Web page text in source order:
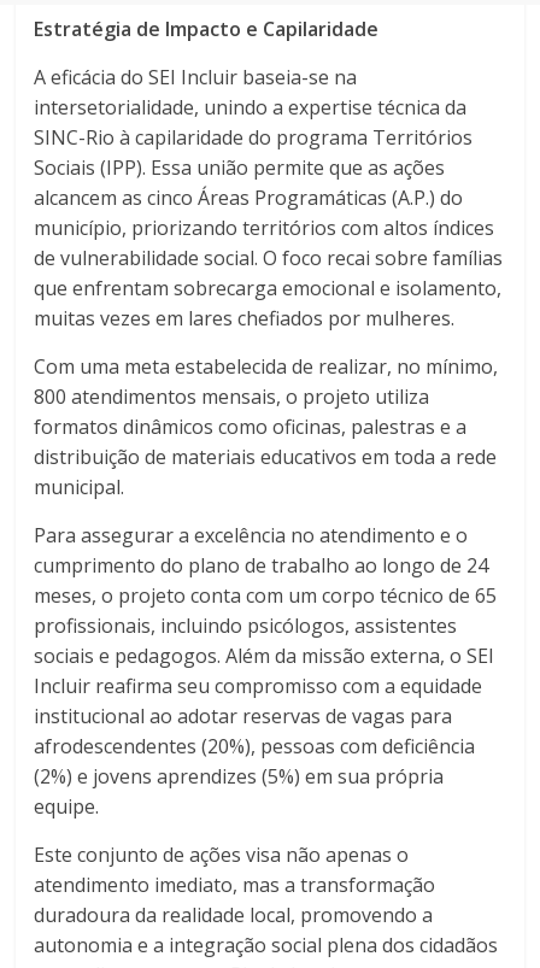
Estratégia de Impacto e Capilaridade
A eficácia do SEI Incluir baseia-se na
intersetorialidade, unindo a expertise técnica da
SINC-Rio à capilaridade do programa Territórios
Sociais (IPP). Essa união permite que as ações
alcancem as cinco Áreas Programáticas (A.P.) do
município, priorizando territórios com altos índices
de vulnerabilidade social. O foco recai sobre famílias
que enfrentam sobrecarga emocional e isolamento,
muitas vezes em lares chefiados por mulheres.
Com uma meta estabelecida de realizar, no mínimo,
800 atendimentos mensais, o projeto utiliza
formatos dinâmicos como oficinas, palestras e a
distribuição de materiais educativos em toda a rede
municipal.
Para assegurar a excelência no atendimento e o
cumprimento do plano de trabalho ao longo de 24
meses, o projeto conta com um corpo técnico de 65
profissionais, incluindo psicólogos, assistentes
sociais e pedagogos. Além da missão externa, o SEI
Incluir reafirma seu compromisso com a equidade
institucional ao adotar reservas de vagas para
afrodescendentes (20%), pessoas com deficiência
(2%) e jovens aprendizes (5%) em sua própria
equipe.
Este conjunto de ações visa não apenas o
atendimento imediato, mas a transformação
duradoura da realidade local, promovendo a
autonomia e a integração social plena dos cidadãos